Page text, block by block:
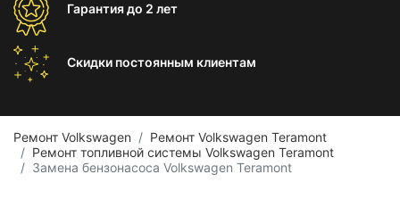
Гарантиядо 2 лет
Скидки постоянным клиентам
Ремонт Volkswagen
Ремонт Volkswagen Teramont
Ремонт топливной системы Volkswagen Teramont
Замена бензонасоса Volkswagen Teramont